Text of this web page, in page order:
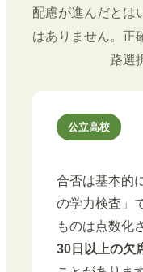
配慮が進んだとは
はありません。正
路選
公立高校
合否は基本的
の学力検査」
ものは点数化
30日以上の欠